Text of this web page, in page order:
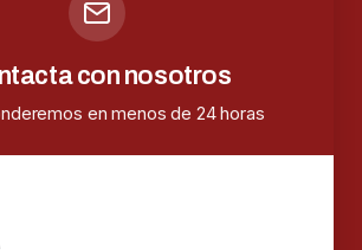
con nosotros
en menos de 24 horas